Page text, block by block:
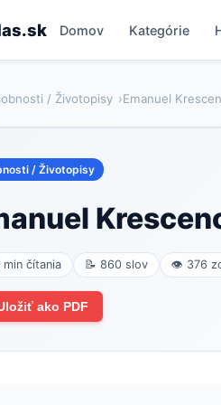
Domov Kategórie
/ Životopisy Emanuel
/ Životopisy
čítania 📝 860 slov 👁 376
ako PDF